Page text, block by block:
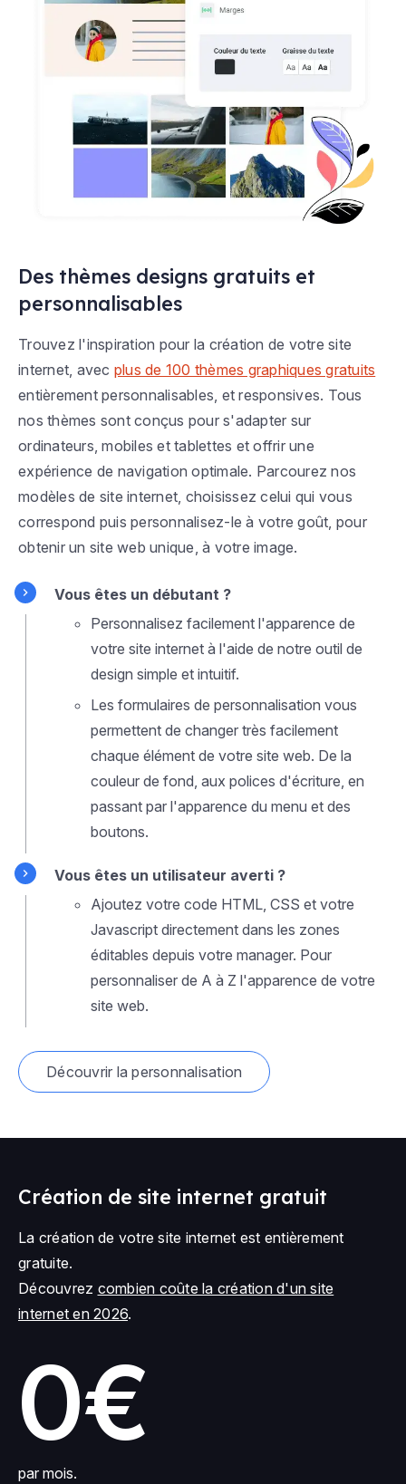
Des thèmes designs gratuits et
personnalisables
Trouvez l'inspiration pour la création de votre site
internet, avec plus de 100 thèmes graphiques gratuits
entièrement personnalisables, et responsives. Tous
nos thèmes sont conçus pour s'adapter sur
ordinateurs, mobiles et tablettes et offrir une
expérience de navigation optimale. Parcourez nos
modèles de site internet, choisissez celui qui vous
correspond puis personnalisez-le à votre goût, pour
obtenir un site web unique, à votre image.
Vous êtes un débutant ?
Personnalisez facilement l'apparence de
votre site internet à l'aide de notre outil de
design simple et intuitif.
Les formulaires de personnalisation vous
permettent de changer très facilement
chaque élément de votre site web. De la
couleur de fond, aux polices d'écriture, en
passant par l'apparence du menu et des
boutons.
Vous êtes un utilisateur averti ?
Ajoutez votre code HTML, CSS et votre
Javascript directement dans les zones
éditables depuis votre manager. Pour
personnaliser de A à Z l'apparence de votre
site web.
Découvrir la personnalisation
Création de site internet gratuit
La création de votre site internet est entièrement
gratuite.
Découvrez combien coûte la création d'un site
internet en 2026.
0€
par mois.